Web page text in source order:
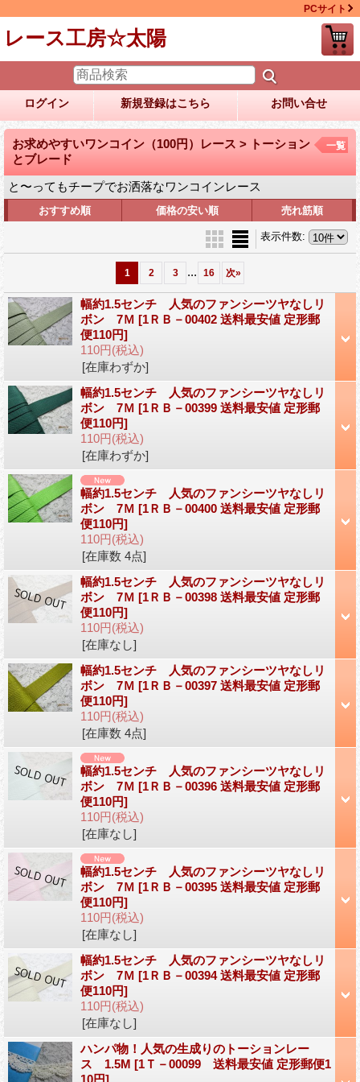
PCサイト
レース工房☆太陽
ログイン 新規登録はこちら お問い合せ
お求めやすいワンコイン（100円）レース > トーション
とブレード
と〜ってもチープでお洒落なワンコインレース
一覧
おすすめ順 価格の安い順 売れ筋順
表示件数:
1 2 3 ... 16 次»
幅約1.5センチ 人気のファンシーツヤなしリ
ボン 7Ｍ [1ＲＢ－00402 送料最安値 定形郵
便110円]
110円(税込)
[在庫わずか]
幅約1.5センチ 人気のファンシーツヤなしリ
ボン 7Ｍ [1ＲＢ－00399 送料最安値 定形郵
便110円]
110円(税込)
[在庫わずか]
幅約1.5センチ 人気のファンシーツヤなしリ
ボン 7Ｍ [1ＲＢ－00400 送料最安値 定形郵
便110円]
110円(税込)
[在庫数 4点]
幅約1.5センチ 人気のファンシーツヤなしリ
ボン 7Ｍ [1ＲＢ－00398 送料最安値 定形郵
便110円]
110円(税込)
[在庫なし]
幅約1.5センチ 人気のファンシーツヤなしリ
ボン 7Ｍ [1ＲＢ－00397 送料最安値 定形郵
便110円]
110円(税込)
[在庫数 4点]
幅約1.5センチ 人気のファンシーツヤなしリ
ボン 7Ｍ [1ＲＢ－00396 送料最安値 定形郵
便110円]
110円(税込)
[在庫なし]
幅約1.5センチ 人気のファンシーツヤなしリ
ボン 7Ｍ [1ＲＢ－00395 送料最安値 定形郵
便110円]
110円(税込)
[在庫なし]
幅約1.5センチ 人気のファンシーツヤなしリ
ボン 7Ｍ [1ＲＢ－00394 送料最安値 定形郵
便110円]
110円(税込)
[在庫なし]
ハンパ物！人気の生成りのトーションレー
ス 1.5M [1Ｔ－00099 送料最安値 定形郵便1
10円]